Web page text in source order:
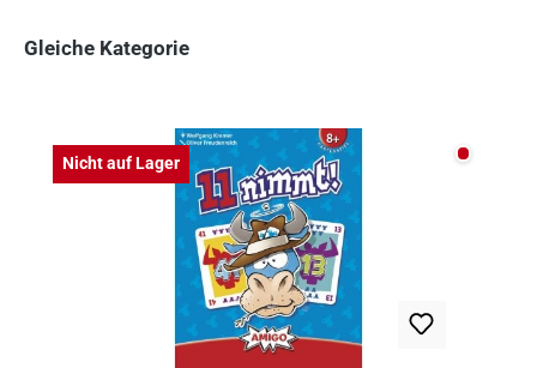
Gleiche Kategorie
Nicht auf Lager Nicht